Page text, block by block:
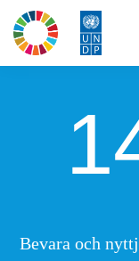
GLOBALA
FÖRETAG
Bevara och